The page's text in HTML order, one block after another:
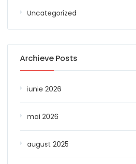
Uncategorized
Archieve Posts
iunie 2026
mai 2026
august 2025